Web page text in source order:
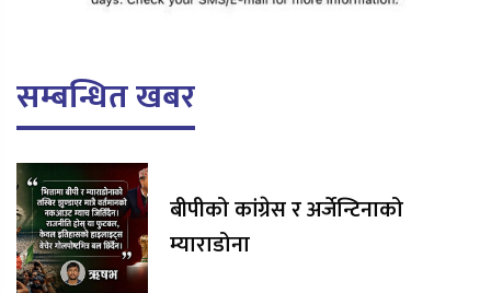
सम्बन्धित खबर
बीपीको कांग्रेस र अर्जेन्टिनाको
म्याराडोना